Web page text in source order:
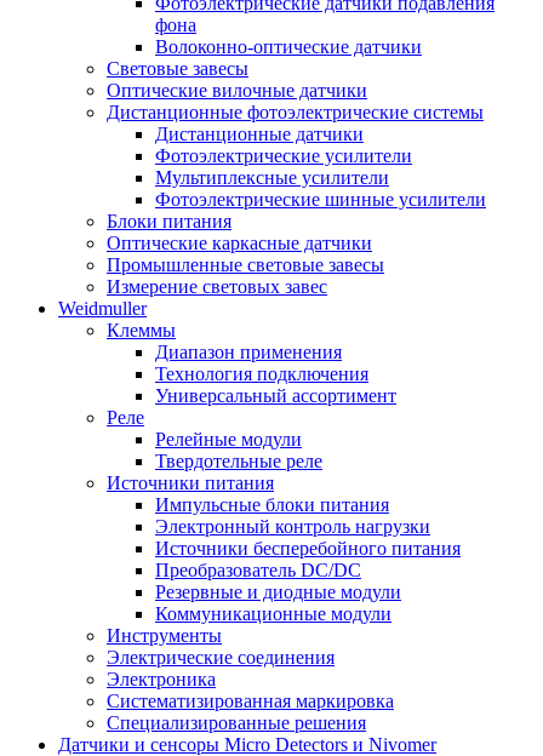
фона
Волоконно-оптические датчики
Световые завесы
Оптические вилочные датчики
Дистанционные фотоэлектрические системы
Дистанционные датчики
Фотоэлектрические усилители
Мультиплексные усилители
Фотоэлектрические шинные усилители
Блоки питания
Оптические каркасные датчики
Промышленные световые завесы
Измерение световых завес
Weidmuller
Клеммы
Диапазон применения
Технология подключения
Универсальный ассортимент
Реле
Релейные модули
Твердотельные реле
Источники питания
Импульсные блоки питания
Электронный контроль нагрузки
Источники бесперебойного питания
Преобразователь DC/DC
Резервные и диодные модули
Коммуникационные модули
Инструменты
Электрические соединения
Электроника
Систематизированная маркировка
Специализированные решения
Датчики и сенсоры Micro Detectors и Nivomer